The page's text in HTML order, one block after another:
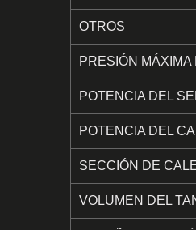
OTROS
PRESIÓN MÁXIMA
POTENCIA DEL
POTENCIA DEL
SECCIÓN DE
VOLUMEN DEL